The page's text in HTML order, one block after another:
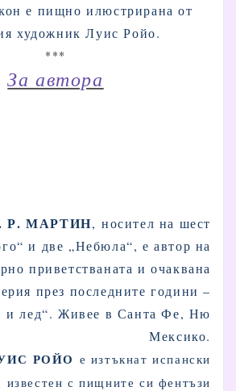
е пищно илюстрирана от
художник Луис Ройо.
***
За автора
Р. МАРТИН, носител на шест
и две „Небюла“, е автор на
приветстваната и очаквана
през последните години –
и лед“. Живее в Санта Фе, Ню
Мексико.
РОЙО е изтъкнат испански
известен с пищните си фентъзи